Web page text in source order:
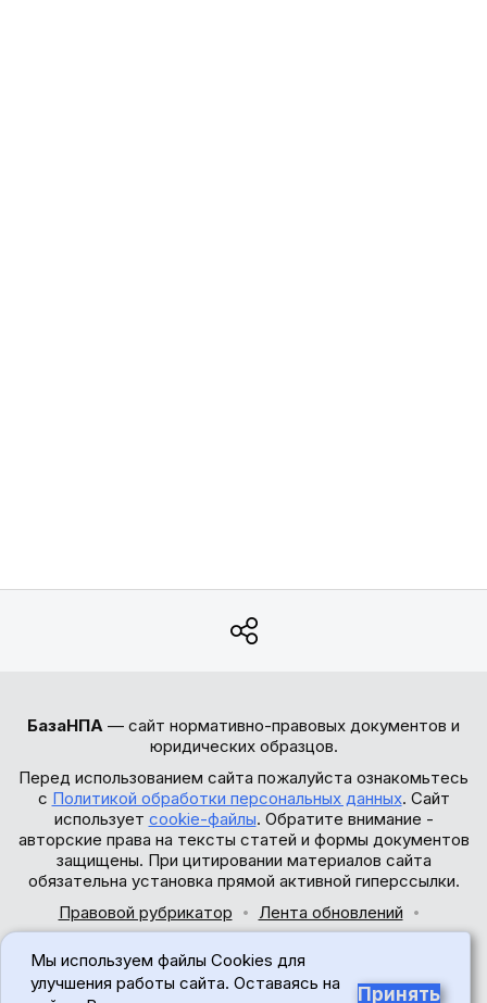
БазаНПА — сайт нормативно-правовых документов и
юридических образцов.
Перед использованием сайта пожалуйста ознакомьтесь
с Политикой обработки персональных данных. Сайт
использует cookie-файлы. Обратите внимание -
авторские права на тексты статей и формы документов
защищены. При цитировании материалов сайта
обязательна установка прямой активной гиперссылки.
Правовой рубрикатор
Лента обновлений
© 2017-2026
Мы используем файлы Cookies для
улучшения работы сайта. Оставаясь на
Принять